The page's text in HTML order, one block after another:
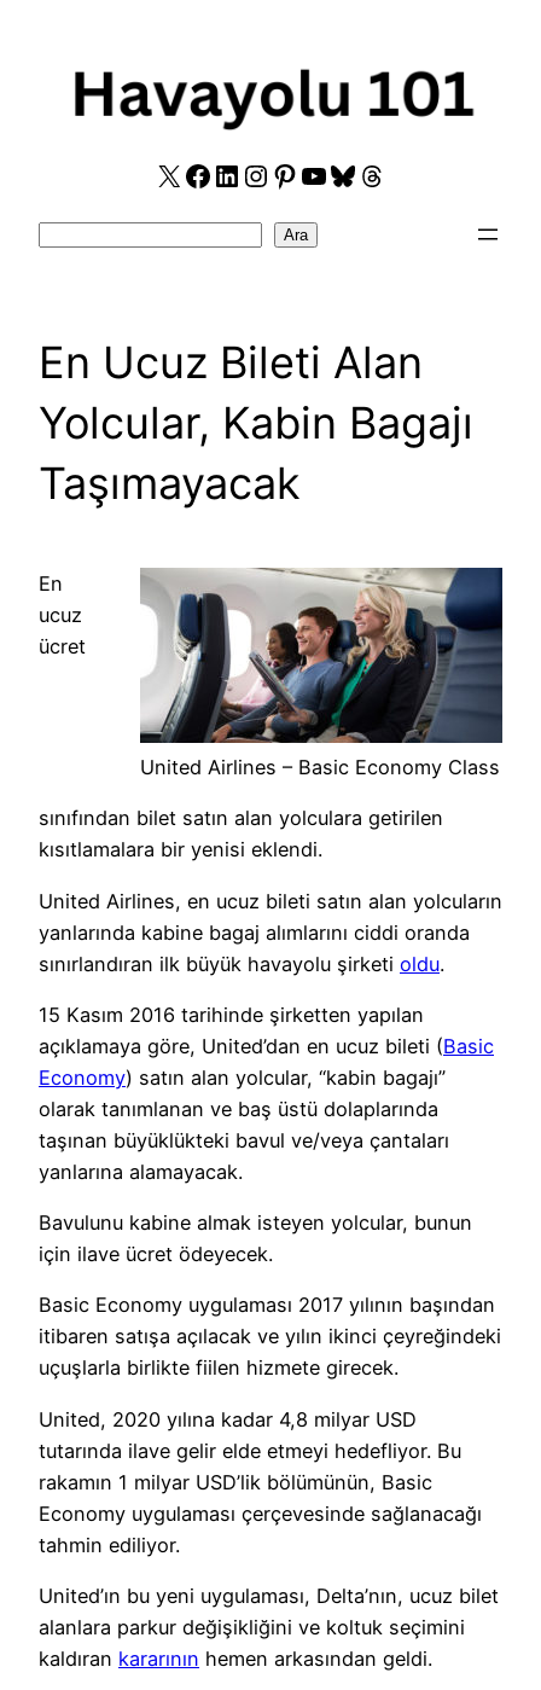
X Facebook
LinkedIn
Instagram
Pinterest
YouTube
Bluesky
Threads
Ara
En Ucuz Bileti Alan
Yolcular, Kabin Bagajı
Taşımayacak
United Airlines – Basic Economy Class
En
ucuz
ücret
sınıfından bilet satın alan yolculara getirilen
kısıtlamalara bir yenisi eklendi.
United Airlines, en ucuz bileti satın alan yolcuların
yanlarında kabine bagaj alımlarını ciddi oranda
sınırlandıran ilk büyük havayolu şirketi oldu.
15 Kasım 2016 tarihinde şirketten yapılan
açıklamaya göre, United’dan en ucuz bileti (Basic
Economy) satın alan yolcular, “kabin bagajı”
olarak tanımlanan ve baş üstü dolaplarında
taşınan büyüklükteki bavul ve/veya çantaları
yanlarına alamayacak.
Bavulunu kabine almak isteyen yolcular, bunun
için ilave ücret ödeyecek.
Basic Economy uygulaması 2017 yılının başından
itibaren satışa açılacak ve yılın ikinci çeyreğindeki
uçuşlarla birlikte fiilen hizmete girecek.
United, 2020 yılına kadar 4,8 milyar USD
tutarında ilave gelir elde etmeyi hedefliyor. Bu
rakamın 1 milyar USD’lik bölümünün, Basic
Economy uygulaması çerçevesinde sağlanacağı
tahmin ediliyor.
United’ın bu yeni uygulaması, Delta’nın, ucuz bilet
alanlara parkur değişikliğini ve koltuk seçimini
kaldıran kararının hemen arkasından geldi.